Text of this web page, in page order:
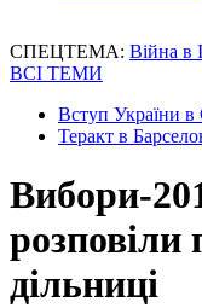
СПЕЦТЕМА: Війна в
ВСІ ТЕМИ
Вступ України
Теракт в
Вибори-
дільниці